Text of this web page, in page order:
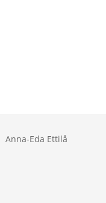
Anna-Eda Ettilå